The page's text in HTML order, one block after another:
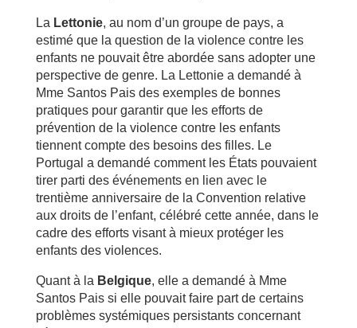
La Lettonie, au nom d’un groupe de pays, a
estimé que la question de la violence contre les
enfants ne pouvait être abordée sans adopter une
perspective de genre. La Lettonie a demandé à
Mme Santos Pais des exemples de bonnes
pratiques pour garantir que les efforts de
prévention de la violence contre les enfants
tiennent compte des besoins des filles. Le
Portugal a demandé comment les États pouvaient
tirer parti des événements en lien avec le
trentième anniversaire de la Convention relative
aux droits de l’enfant, célébré cette année, dans le
cadre des efforts visant à mieux protéger les
enfants des violences.
Quant à la Belgique, elle a demandé à Mme
Santos Pais si elle pouvait faire part de certains
problèmes systémiques persistants concernant